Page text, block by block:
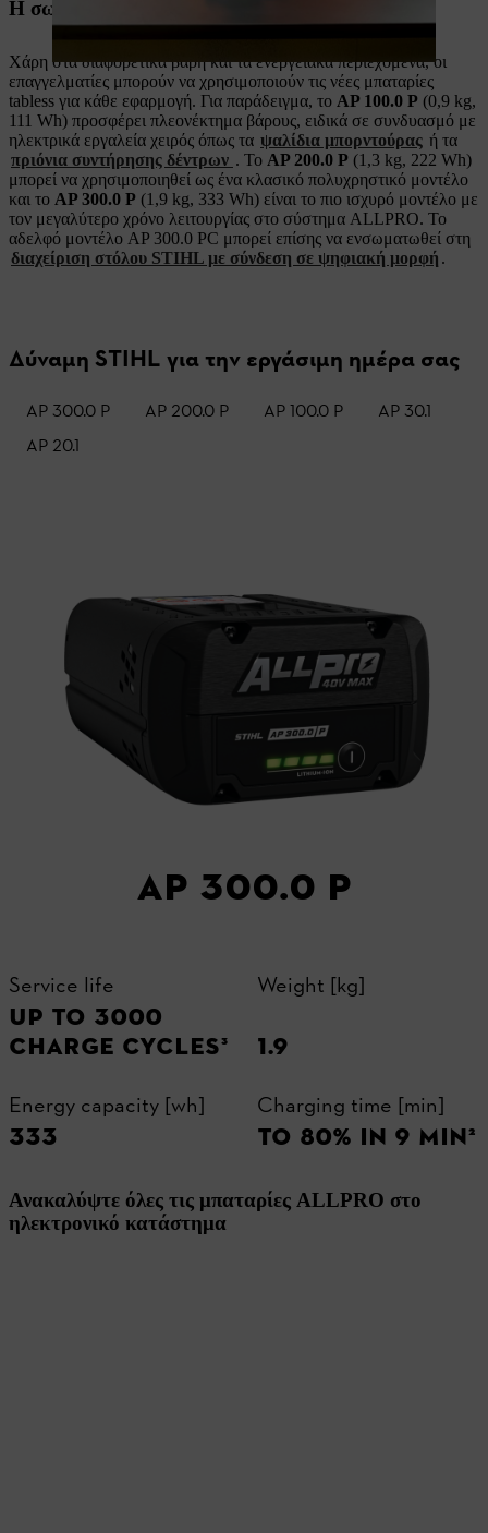
Η σωστή απόδοση για βέλτιστα αποτελέσματα
Χάρη στα διαφορετικά βάρη και τα ενεργειακά περιεχόμενα, οι
επαγγελματίες μπορούν να χρησιμοποιούν τις νέες μπαταρίες
tabless για κάθε εφαρμογή. Για παράδειγμα, το AP 100.0 P (0,9 kg,
111 Wh) προσφέρει πλεονέκτημα βάρους, ειδικά σε συνδυασμό με
ηλεκτρικά εργαλεία χειρός όπως τα ψαλίδια μπορντούρας ή τα
πριόνια συντήρησης δέντρων . Το AP 200.0 P (1,3 kg, 222 Wh)
μπορεί να χρησιμοποιηθεί ως ένα κλασικό πολυχρηστικό μοντέλο
και το AP 300.0 P (1,9 kg, 333 Wh) είναι το πιο ισχυρό μοντέλο με
τον μεγαλύτερο χρόνο λειτουργίας στο σύστημα ALLPRO. Το
αδελφό μοντέλο AP 300.0 PC μπορεί επίσης να ενσωματωθεί στη
διαχείριση στόλου STIHL με σύνδεση σε ψηφιακή μορφή .
Δύναμη STIHL για την εργάσιμη ημέρα σας
AP 300.0 P AP 200.0 P AP 100.0 P
AP 30.1
AP 20.1
Service life
UP TO 3000
CHARGE CYCLES³
Weight [kg]
1.9
Energy capacity [wh]
333
Charging time [min]
TO 80% IN 9 MIN²
AP 300.0 P
Ανακαλύψτε όλες τις μπαταρίες ALLPRO στο
ηλεκτρονικό κατάστημα